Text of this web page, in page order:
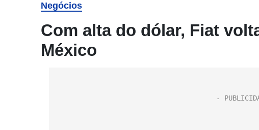
Negócios
Com alta do dólar, Fiat
México